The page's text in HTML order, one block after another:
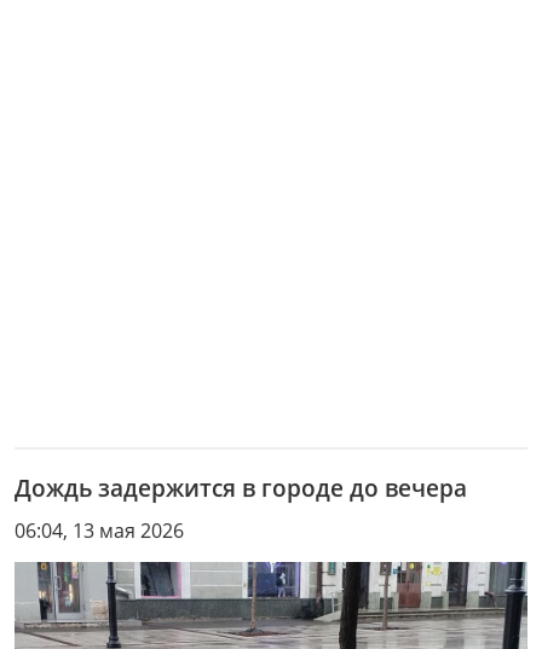
Дождь задержится в городе до вечера
06:04, 13 мая 2026